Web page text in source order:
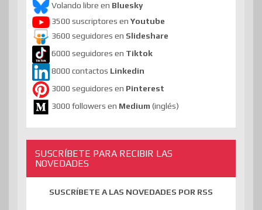
Volando libre en Bluesky
3500 suscriptores en Youtube
3600 seguidores en Slideshare
6000 seguidores en Tiktok
8000 contactos Linkedin
3000 seguidores en Pinterest
3000 followers en Medium (inglés)
SUSCRÍBETE PARA RECIBIR LAS
NOVEDADES
SUSCRÍBETE A LAS NOVEDADES POR RSS